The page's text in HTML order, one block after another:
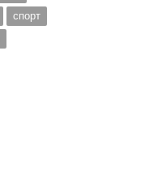
спорт